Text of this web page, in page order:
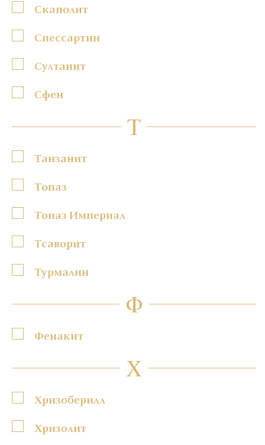
Скаполит
Спессартин
Султанит
Сфен
Т
Танзанит
Топаз
Топаз Империал
Тсаворит
Турмалин
Ф
Фенакит
Х
Хризоберилл
Хризолит